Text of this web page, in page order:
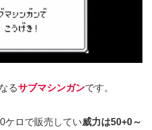
るサブマシンガンです。
ケロで販売してい威力は50+0～